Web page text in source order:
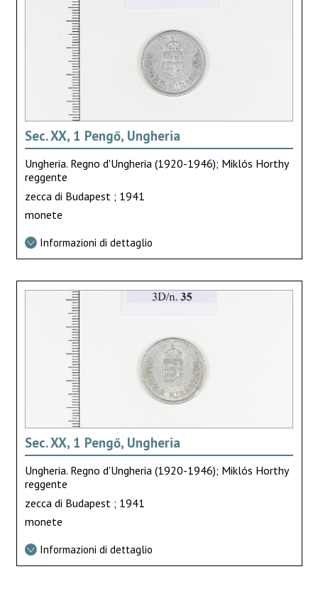
Sec. XX, 1 Pengő, Ungheria
Ungheria. Regno d'Ungheria (1920-1946); Miklós Horthy
reggente
zecca di Budapest ; 1941
monete
Informazioni di dettaglio
Sec. XX, 1 Pengő, Ungheria
Ungheria. Regno d'Ungheria (1920-1946); Miklós Horthy
reggente
zecca di Budapest ; 1941
monete
Informazioni di dettaglio